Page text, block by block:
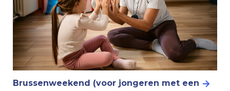
Brussenweekend (voor jongeren met een